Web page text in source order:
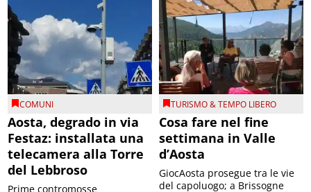
COMUNI
Aosta, degrado in via
Festaz: installata una
telecamera alla Torre
del Lebbroso
Prime contromosse
TURISMO & TEMPO LIBERO
Cosa fare nel fine
settimana in Valle
d’Aosta
GiocAosta prosegue tra le vie
del capoluogo; a Brissogne